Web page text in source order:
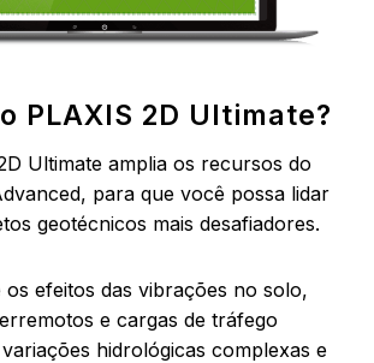
PLAXIS 2D Ultimate?
Ultimate amplia os recursos do
para que você possa lidar
geotécnicos mais desafiadores.
os efeitos das vibrações no solo,
e cargas de tráfego
hidrológicas complexas e